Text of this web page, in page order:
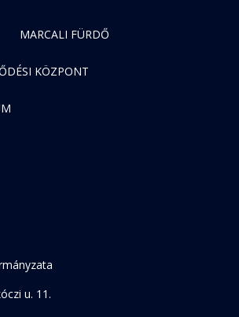
MARCALI FÜRDŐ
KÖZPONT
u. 11.